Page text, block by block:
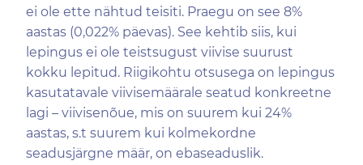
ei ole ette nähtud teisiti. Praegu on see 8%
aastas (0,022% päevas). See kehtib siis, kui
lepingus ei ole teistsugust viivise suurust
kokku lepitud. Riigikohtu otsusega on lepingus
kasutatavale viivisemäärale seatud konkreetne
lagi – viivisenõue, mis on suurem kui 24%
aastas, s.t suurem kui kolmekordne
seadusjärgne määr, on ebaseaduslik.